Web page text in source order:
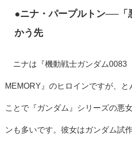
●ニナ・パープルトン──「
かう先
ニナは『機動戦士ガンダム
MEMORY』のヒロインですが、
ことで『ガンダム』シリーズの悪
ンも多いです。彼女はガンダム試